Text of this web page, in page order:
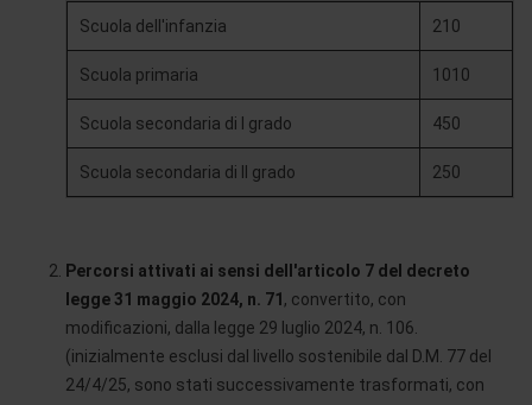
Scuola dell'infanzia 210
Scuola primaria 1010
Scuola secondaria di I grado 450
Scuola secondaria di II grado 250
Percorsi attivati ai sensi dell'articolo 7 del decreto
legge 31 maggio 2024, n. 71 , convertito, con
modificazioni, dalla legge 29 luglio 2024, n. 106.
(inizialmente esclusi dal livello sostenibile dal D.M. 77 del
24/4/25, sono stati successivamente trasformati, con